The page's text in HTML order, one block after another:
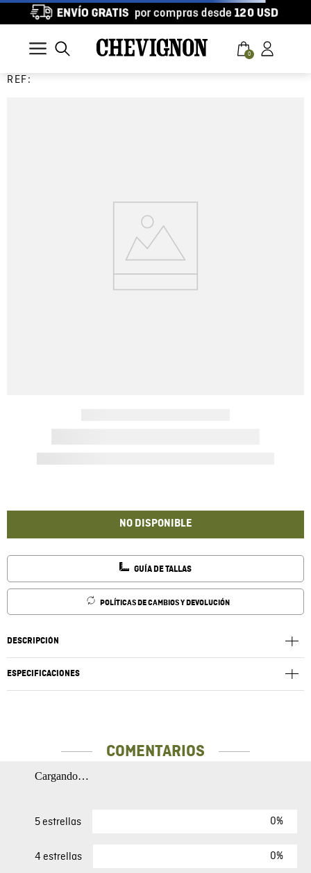
0
REF:
NO DISPONIBLE
GUÍA DE TALLAS
POLÍTICAS DE CAMBIOS Y DEVOLUCIÓN
DESCRIPCIÓN
ESPECIFICACIONES
COMENTARIOS
Cargando…
5 estrellas 0%
4 estrellas 0%